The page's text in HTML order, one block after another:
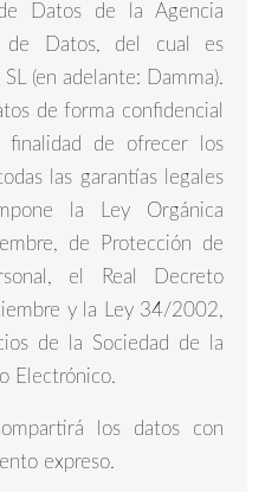
Datos de la Agencia
de Datos, del cual es
(en adelante: Damma).
de forma confidencial
finalidad de ofrecer los
las garantías legales
la Ley Orgánica
de Protección de
el Real Decreto
y la Ley 34/2002,
de la Sociedad de la
Electrónico.
los datos con
expreso.